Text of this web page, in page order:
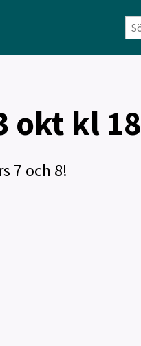
okt kl 18
7 och 8!